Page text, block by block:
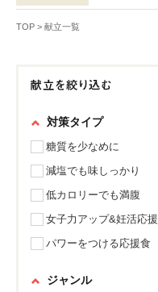
TOP > 献立一覧
対策タイプ
糖質を少なめに
減塩でも味しっかり
低カロリーでも満腹
女子力アップ&妊活応援
パワーをつける応援食
ジャンル